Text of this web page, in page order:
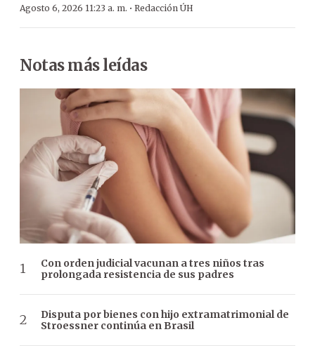
Agosto 6, 2026 11:23 a. m. · Redacción ÚH
Notas más leídas
Con orden judicial vacunan a tres niños tras
prolongada resistencia de sus padres
Disputa por bienes con hijo extramatrimonial de
Stroessner continúa en Brasil